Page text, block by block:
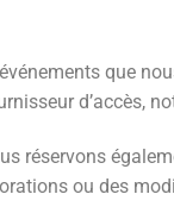
que
d’accès,
réservons
ou des